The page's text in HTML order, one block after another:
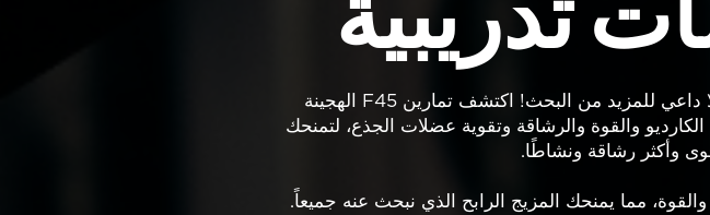
تدريبية
هل تبحث عن أفضل ما في تمارين الكارديو وتمارين القوة؟ لا داعي للمزيد من البحث! اكتشف تمارين F45 الهجينة
والقوة والرشاقة وتقوية عضلات الجذع، لتمنحك
وأكثر رشاقة ونشاطًا.
مما يمنحك المزيج الرابح الذي نبحث عنه جميعاً.